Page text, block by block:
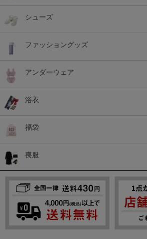
シューズ
ファッショングッズ
アンダーウェア
浴衣
福袋
喪服